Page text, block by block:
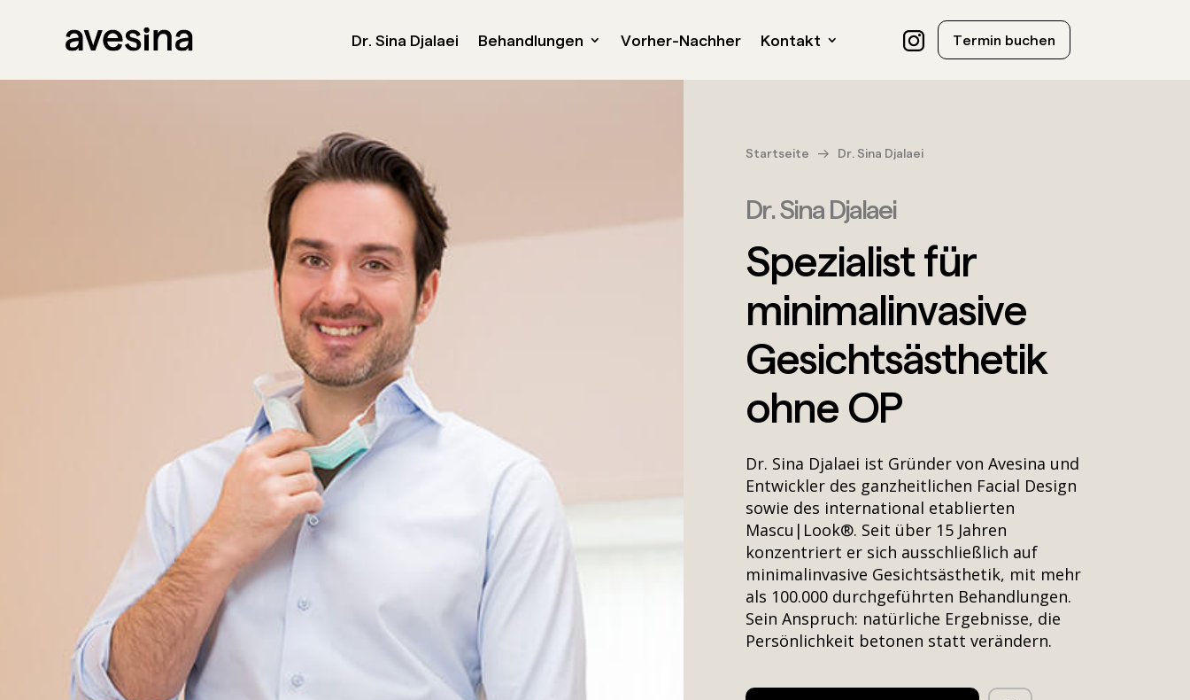
Dr. Sina Djalaei Behandlungen Vorher-Nachher Kontakt Termin buchen
Startseite Dr. Sina Djalaei
Dr. Sina Djalaei
Spezialist für
minimalinvasive
Gesichtsästhetik
ohne OP
Dr. Sina Djalaei ist Gründer von Avesina und
Entwickler des ganzheitlichen Facial Design
sowie des international etablierten
Mascu|Look®. Seit über 15 Jahren
konzentriert er sich ausschließlich auf
minimalinvasive Gesichtsästhetik, mit mehr
als 100.000 durchgeführten Behandlungen.
Sein Anspruch: natürliche Ergebnisse, die
Persönlichkeit betonen statt verändern.